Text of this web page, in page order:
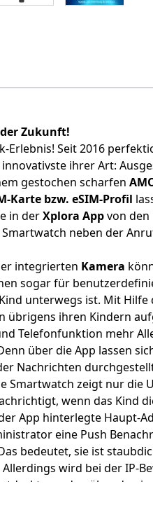
Zukunft!
Erlebnis! Seit 2016
ihrer Art:
gestochen scharfen
Karte bzw. eSIM-Profil
in derXplora Appvon
neben der
integrierten Kamera
sogar für
unterwegs ist. Mit Hilfe
übrigens ihren Kindern
Telefonfunktion mehr
über die App lassen
Nachrichten
zeigt nur die
wenn das Kind
App hinterlegte Haupt-
eine Push
bedeutet, sie ist
wird bei der IP-
werden über den
oder es zu bleiben.